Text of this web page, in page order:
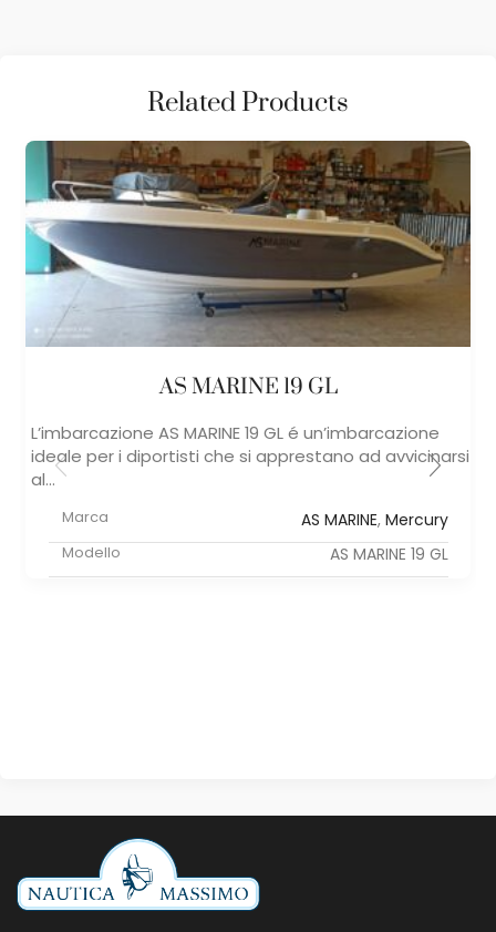
Related Products
AS MARINE 19 GL
L’imbarcazione AS MARINE 19 GL é un’imbarcazione
ideale per i diportisti che si apprestano ad avvicinarsi
al...
Marca AS MARINE, Mercury
Modello AS MARINE 19 GL